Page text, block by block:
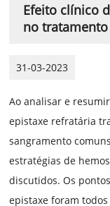
Efeito clínico
no
31-03-2023
Ao analisar e
epistaxe refratária
sangramento
estratégias de
discutidos. Os
epistaxe foram